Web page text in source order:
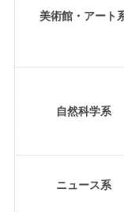
美術館・アート
自然科学系
ニュース系